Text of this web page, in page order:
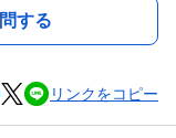
する
リンクをコピー